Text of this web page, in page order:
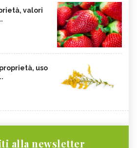
valori
uso
alla newsletter